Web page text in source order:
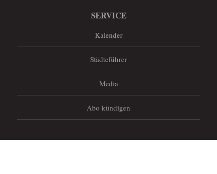
SERVICE
Kalender
Städteführer
Media
Abo kündigen